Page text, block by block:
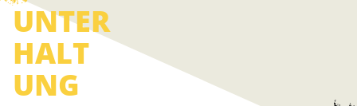
UNTER
HALT
UNG